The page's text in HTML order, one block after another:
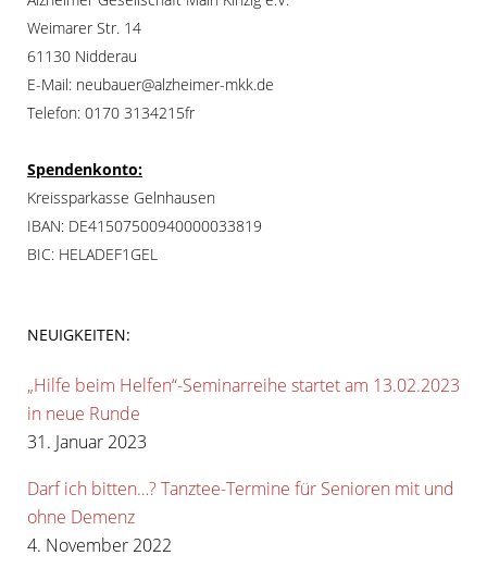
Weimarer Str. 14
61130 Nidderau
E-Mail: neubauer@alzheimer-mkk.de
Telefon: 0170 3134215fr
Spendenkonto:
Kreissparkasse Gelnhausen
IBAN: DE41507500940000033819
BIC: HELADEF1GEL
NEUIGKEITEN:
„Hilfe beim Helfen“-Seminarreihe startet am 13.02.2023
in neue Runde
31. Januar 2023
Darf ich bitten…? Tanztee-Termine für Senioren mit und
ohne Demenz
4. November 2022